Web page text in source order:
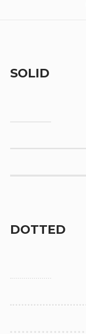
SOLID
DOTTED